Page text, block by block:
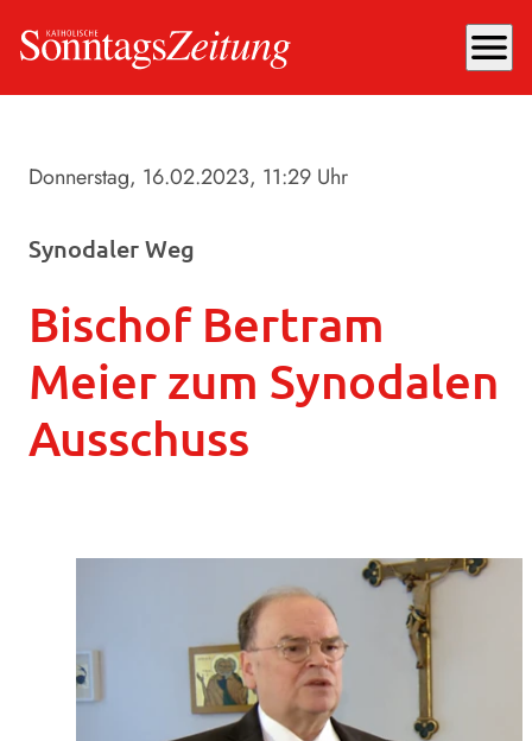
menu
Donnerstag, 16.02.2023, 11:29 Uhr
Synodaler Weg
Bischof Bertram
Meier zum Synodalen
Ausschuss